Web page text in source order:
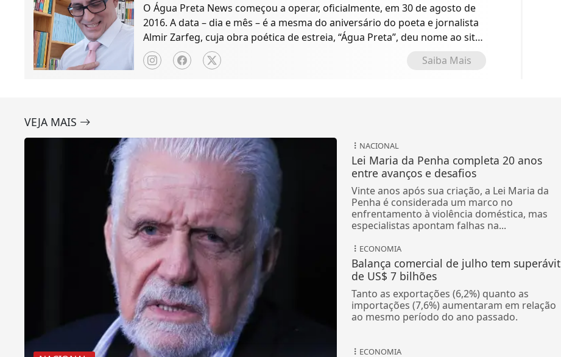
O Água Preta News começou a operar, oficialmente, em 30 de agosto de
2016. A data – dia e mês – é a mesma do aniversário do poeta e jornalista
Almir Zarfeg, cuja obra poética de estreia, “Água Preta”, deu nome ao site
de notícias e entretenimento.
Saiba Mais
VEJA MAIS
NACIONAL
Lei Maria da Penha completa 20 anos
entre avanços e desafios
Vinte anos após sua criação, a Lei Maria da
Penha é considerada um marco no
enfrentamento à violência doméstica, mas
especialistas apontam falhas na...
ECONOMIA
Balança comercial de julho tem superávit
de US$ 7 bilhões
Tanto as exportações (6,2%) quanto as
importações (7,6%) aumentaram em relação
ao mesmo período do ano passado.
ECONOMIA